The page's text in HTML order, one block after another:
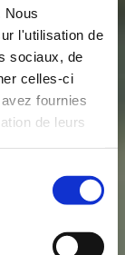
Nous
l'utilisation de
sociaux, de
celles-ci
fournies
de leurs